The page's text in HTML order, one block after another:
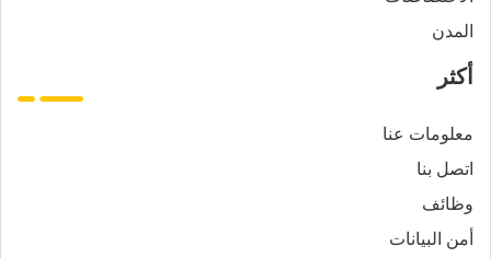
المدن
أكثر
معلومات عنا
اتصل بنا
وظائف
أمن البيانات